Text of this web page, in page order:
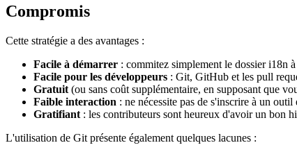
Compromis
Cette stratégie a des avantages :
Facile à démarrer : commitez simplement le dossier i18n
Facile pour les développeurs : Git, GitHub et les pull
Gratuit (ou sans coût supplémentaire, en supposant que
Faible interaction : ne nécessite pas de s'inscrire à un outil
Gratifiant : les contributeurs sont heureux d'avoir un bon
L'utilisation de Git présente également quelques lacunes :